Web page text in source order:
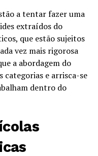
a tentar fazer uma
extraídos do
que estão sujeitos
vez mais rigorosa
a abordagem do
categorias e arrisca-se
dentro do